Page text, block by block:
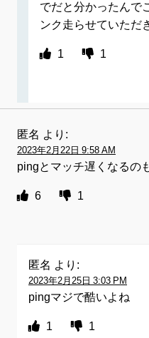
でだと分かったんで
ンク走らせていただ
1 1
匿名 より:
2023年2月22日 9:58 AM
pingとマッチ遅くなるの
6 1
匿名 より:
2023年2月25日 3:03 PM
pingマジで酷いよね
1 1